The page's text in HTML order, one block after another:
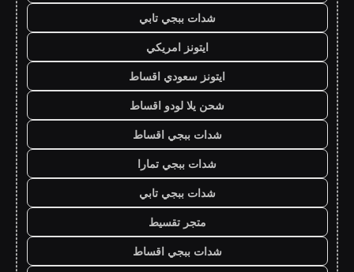
شدات ببجي تابي
ايتونز امريكي
ايتونز سعودي اقساط
شحن يلا لودو اقساط
شدات ببجي اقساط
شدات ببجي تمارا
شدات ببجي تابي
متجر تقسيط
شدات ببجي اقساط